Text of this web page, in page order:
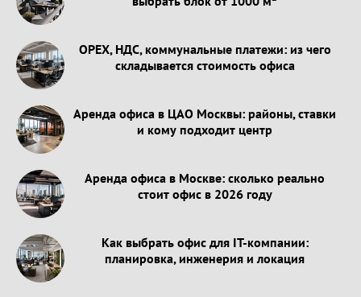
OPEX, НДС, коммунальные платежи: из чего
складывается стоимость офиса
Аренда офиса в ЦАО Москвы: районы, ставки
и кому подходит центр
Аренда офиса в Москве: сколько реально
стоит офис в 2026 году
Как выбрать офис для IT-компании:
планировка, инженерия и локация